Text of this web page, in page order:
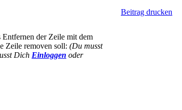
Beitrag drucken
der Zeile mit dem
Zeile removen soll: (Du musst
Dich Einloggen oder